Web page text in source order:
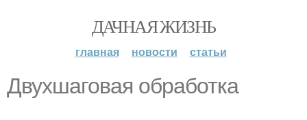
ДАЧНАЯ ЖИЗНЬ
главная новости статьи
Двухшаговая обработка